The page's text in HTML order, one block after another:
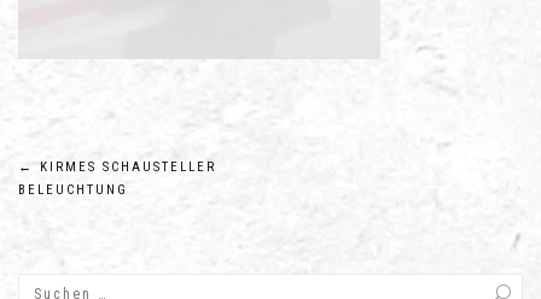
Beitragsnavigation
← KIRMES SCHAUSTELLER
BELEUCHTUNG